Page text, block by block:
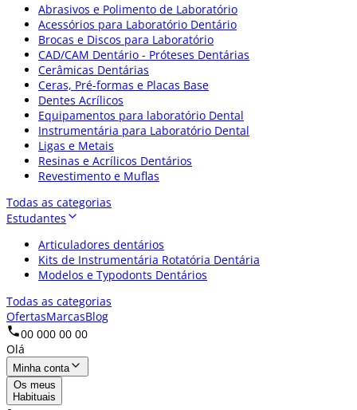
Abrasivos e Polimento de Laboratório
Acessórios para Laboratório Dentário
Brocas e Discos para Laboratório
CAD/CAM Dentário - Próteses Dentárias
Cerâmicas Dentárias
Ceras, Pré-formas e Placas Base
Dentes Acrílicos
Equipamentos para laboratório Dental
Instrumentária para Laboratório Dental
Ligas e Metais
Resinas e Acrílicos Dentários
Revestimento e Muflas
Todas as categorias
Estudantes
Articuladores dentários
Kits de Instrumentária Rotatória Dentária
Modelos e Typodonts Dentários
Todas as categorias
OfertasMarcasBlog
00 000 00 00
Olá
Minha conta
Os meus
Habituais